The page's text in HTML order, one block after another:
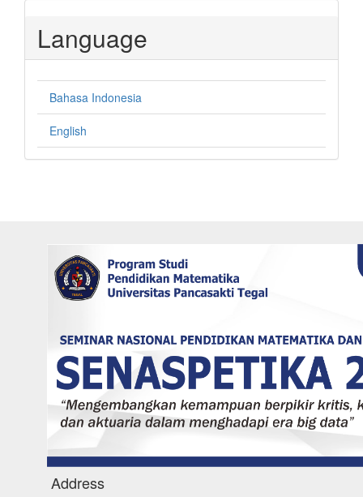
Language
Bahasa Indonesia
English
Address